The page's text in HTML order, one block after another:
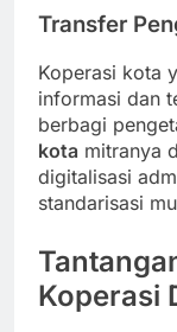
Transfer
Koperasi kota
informasi dan
berbagi
kota mitranya
digitalisasi
standarisasi
Koperasi